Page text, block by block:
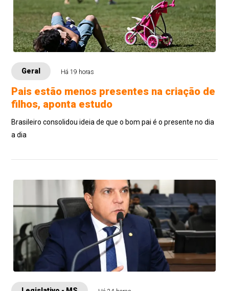
Geral Há 19 horas
Pais estão menos presentes na criação de
filhos, aponta estudo
Brasileiro consolidou ideia de que o bom pai é o presente no dia
a dia